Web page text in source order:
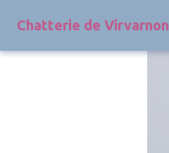
Chatterie de Virvarnon